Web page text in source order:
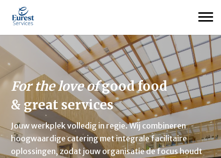
For the love ofgood food
& great services
Jouw werkplek volledig in regie. Wij combineren
hoogwaardige catering met integrale facilitaire
oplossingen, zodat jouw organisatie de focus houdt